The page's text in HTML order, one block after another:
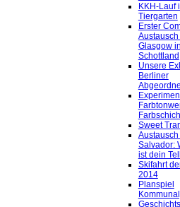
KKH-Lauf
Tiergarten
Erster
Glasgow
Schottland
Unsere
Berliner
Sweet
Austausch
Salvador:
ist dein
Skifahrt
2014
Planspiel